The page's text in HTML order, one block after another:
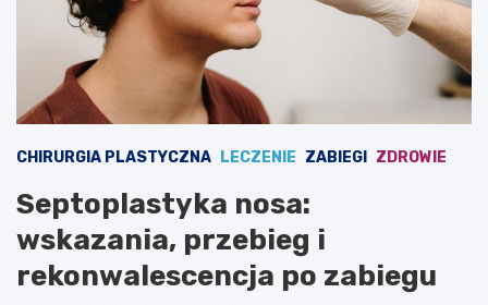
CHIRURGIA PLASTYCZNA LECZENIE ZABIEGI ZDROWIE
Septoplastyka nosa:
wskazania, przebieg i
rekonwalescencja po zabiegu